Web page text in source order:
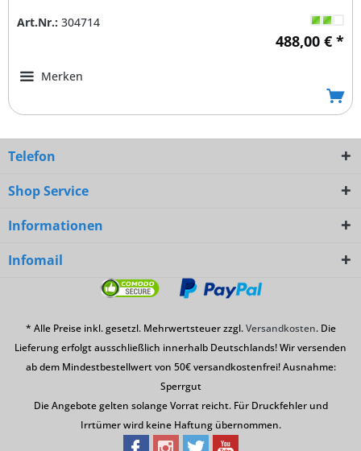
Art.Nr.: 304714
488,00 € *
Merken
Telefon
Shop Service
Informationen
Infomail
* Alle Preise inkl. gesetzl. Mehrwertsteuer zzgl.Versandkosten. Die
Lieferung erfolgt ausschließlich innerhalb Deutschlands! Wir versenden
ab dem Mindestbestellwert von 50€ versandkostenfrei! Ausnahme:
Sperrgut
Die Angebote gelten solange Vorrat reicht. Für Druckfehler und
Irrtümer wird keine Haftung übernommen.